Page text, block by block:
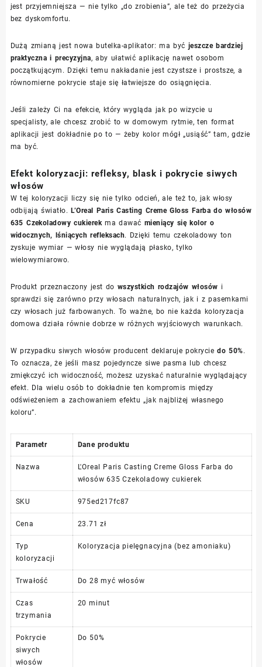
jest przyjemniejsza — nie tylko „do zrobienia”, ale też do przeżycia
bez dyskomfortu.
Dużą zmianą jest nowa butelka-aplikator: ma być jeszcze bardziej
praktyczna i precyzyjna, aby ułatwić aplikację nawet osobom
początkującym. Dzięki temu nakładanie jest czystsze i prostsze, a
równomierne pokrycie staje się łatwiejsze do osiągnięcia.
Jeśli zależy Ci na efekcie, który wygląda jak po wizycie u
specjalisty, ale chcesz zrobić to w domowym rytmie, ten format
aplikacji jest dokładnie po to — żeby kolor mógł „usiąść” tam, gdzie
ma być.
Efekt koloryzacji: refleksy, blask i pokrycie siwych
włosów
W tej koloryzacji liczy się nie tylko odcień, ale też to, jak włosy
odbijają światło.L’Oreal Paris Casting Creme Gloss Farba do włosów
635 Czekoladowy cukierek ma dawać mieniący się kolor o
widocznych, lśniących refleksach. Dzięki temu czekoladowy ton
zyskuje wymiar — włosy nie wyglądają płasko, tylko
wielowymiarowo.
Produkt przeznaczony jest do wszystkich rodzajów włosów i
sprawdzi się zarówno przy włosach naturalnych, jak i z pasemkami
czy włosach już farbowanych. To ważne, bo nie każda koloryzacja
domowa działa równie dobrze w różnych wyjściowych warunkach.
W przypadku siwych włosów producent deklaruje pokryciedo 50%.
To oznacza, że jeśli masz pojedyncze siwe pasma lub chcesz
zmiękczyć ich widoczność, możesz uzyskać naturalnie wyglądający
efekt. Dla wielu osób to dokładnie ten kompromis między
odświeżeniem a zachowaniem efektu „jak najbliżej własnego
koloru”.
Parametr Dane produktu
Nazwa
L'Oreal Paris Casting Creme Gloss Farba do
włosów 635 Czekoladowy cukierek
SKU 975ed217fc87
Cena 23.71 zł
Typ
koloryzacji
Koloryzacja pielęgnacyjna (bez amoniaku)
Trwałość Do 28 myć włosów
Czas
trzymania
20 minut
Pokrycie
siwych
włosów
Do 50%